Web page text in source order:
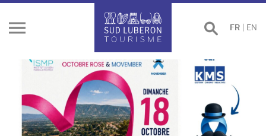
Ouvrir
Effectuer
une
FR EN